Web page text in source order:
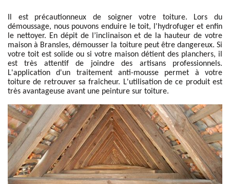
Il est précautionneux de soigner votre toiture. Lors du
démoussage, nous pouvons enduire le toit, l'hydrofuger et enfin
le nettoyer. En dépit de l’inclinaison et de la hauteur de votre
maison à Bransles, démousser la toiture peut être dangereux. Si
votre toit est solide ou si votre maison détient des planchers, il
est très attentif de joindre des artisans professionnels.
L'application d'un traitement anti-mousse permet à votre
toiture de retrouver sa fraîcheur. L'utilisation de ce produit est
très avantageuse avant une peinture sur toiture.